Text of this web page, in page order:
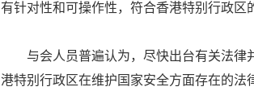
有针对性和可操作性，符合香港特别行政区
与会人员普遍认为，尽快出台有关法
港特别行政区在维护国家安全方面存在的法